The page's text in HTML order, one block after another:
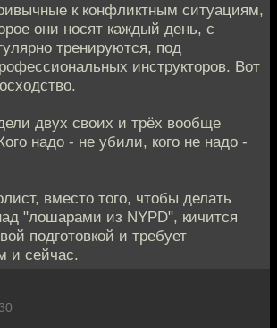
к конфликтным ситуациям,
они носят каждый день, с
тренируются, под
инструкторов. Вот
двух своих и трёх вообще
надо - не убили, кого не надо -
вместо того, чтобы делать
"лошарами из NYPD", кичится
подготовкой и требует
и сейчас.